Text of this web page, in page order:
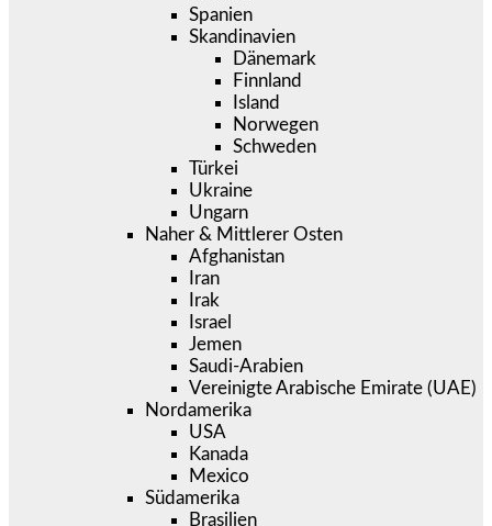
Spanien
Skandinavien
Dänemark
Finnland
Island
Norwegen
Schweden
Türkei
Ukraine
Ungarn
Naher & Mittlerer Osten
Afghanistan
Iran
Irak
Israel
Jemen
Saudi-Arabien
Vereinigte Arabische Emirate (UAE)
Nordamerika
USA
Kanada
Mexico
Südamerika
Brasilien